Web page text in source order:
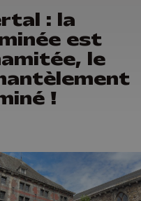
: la
est
le
!